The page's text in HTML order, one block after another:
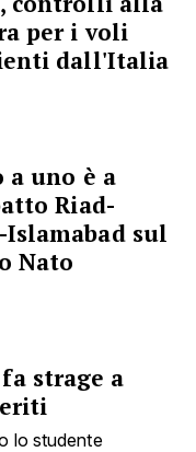
per i voli
dall'Italia
a uno è a
Riad-
sul
Nato
strage a
lo studente